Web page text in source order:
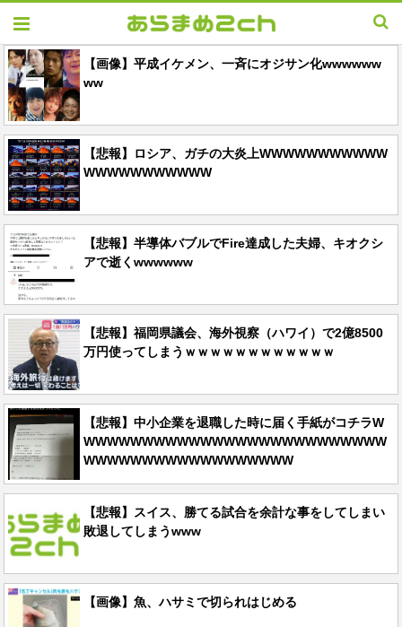
【画像】平成イケメン、一斉にオジサン化wwwwww
ww
【悲報】ロシア、ガチの大炎上WWWWWWWWWWW
WWWWWWWWWWW
【悲報】半導体バブルでFire達成した夫婦、キオクシ
アで逝くwwwwww
【悲報】福岡県議会、海外視察（ハワイ）で2億8500
万円使ってしまうｗｗｗｗｗｗｗｗｗｗｗｗ
【悲報】中小企業を退職した時に届く手紙がコチラW
WWWWWWWWWWWWWWWWWWWWWWWWWW
WWWWWWWWWWWWWWWWWW
【悲報】スイス、勝てる試合を余計な事をしてしまい
敗退してしまうwww
【画像】魚、ハサミで切られはじめる